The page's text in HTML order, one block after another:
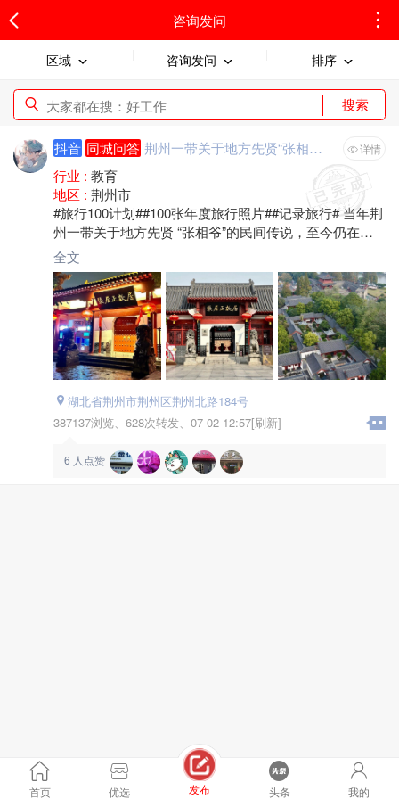
咨询发问
区域 咨询发问 排序
搜索
抖音 同城问答 荆州一带关于地方先贤“张相爷”的民间传说 详情
行业 : 教育
地区 : 荆州市
#旅行100计划##100张年度旅行照片##记录旅行# 当年荆
州一带关于地方先贤 “张相爷”的民间传说，至今仍在乡
村父老中广泛传播。他就是明朝万历年间的内阁首辅张
居正。
张居正生于江陵县（今湖北省荆州市），明朝政治家、
改革家、内阁首辅，辅佐明神宗朱翊钧进行“万历新政”，
史称“张居正改革”。
近代大思想家梁启超在《历史研充法补编》中断言：
明朝有种种特点,政治家只有——张居正。
台湾著名学者黎东方说：
以施政的成绩而论,张居正不仅是明朝唯一的大政治家,也
比。
全文
湖北省荆州市荆州区荆州北路184号
387137浏览、 628次转发、 07-02 12:57[刷新]
6 人点赞
首页 优选 发布 头条 我的